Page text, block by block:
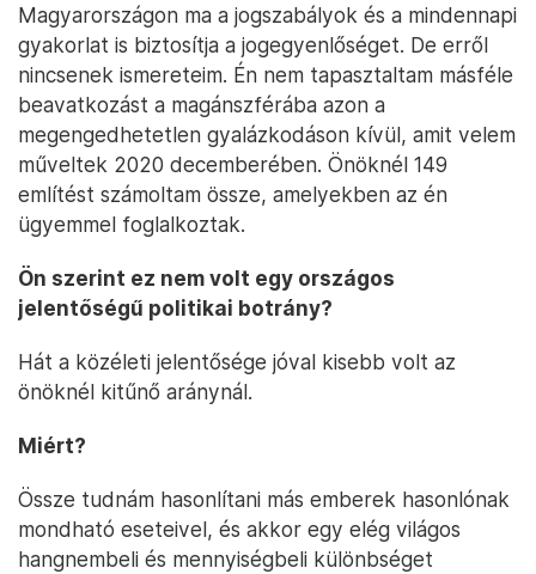
Magyarországon ma a jogszabályok és a mindennapi
gyakorlat is biztosítja a jogegyenlőséget. De erről
nincsenek ismereteim. Én nem tapasztaltam másféle
beavatkozást a magánszférába azon a
megengedhetetlen gyalázkodáson kívül, amit velem
műveltek 2020 decemberében. Önöknél 149
említést számoltam össze, amelyekben az én
ügyemmel foglalkoztak.
Ön szerint ez nem volt egy országos
jelentőségű politikai botrány?
Hát a közéleti jelentősége jóval kisebb volt az
önöknél kitűnő aránynál.
Miért?
Össze tudnám hasonlítani más emberek hasonlónak
mondható eseteivel, és akkor egy elég világos
hangnembeli és mennyiségbeli különbséget